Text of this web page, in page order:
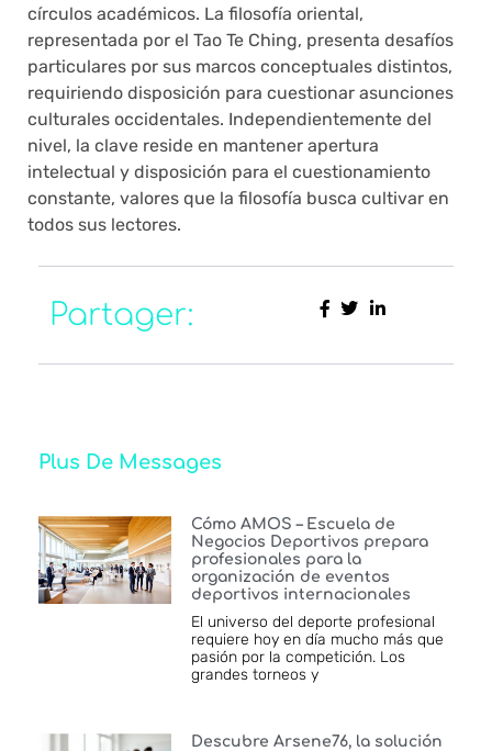
círculos académicos. La filosofía oriental,
representada por el Tao Te Ching, presenta desafíos
particulares por sus marcos conceptuales distintos,
requiriendo disposición para cuestionar asunciones
culturales occidentales. Independientemente del
nivel, la clave reside en mantener apertura
intelectual y disposición para el cuestionamiento
constante, valores que la filosofía busca cultivar en
todos sus lectores.
Partager:
Plus De Messages
Cómo AMOS – Escuela de
Negocios Deportivos prepara
profesionales para la
organización de eventos
deportivos internacionales
El universo del deporte profesional
requiere hoy en día mucho más que
pasión por la competición. Los
grandes torneos y
Descubre Arsene76, la solución